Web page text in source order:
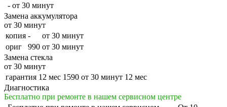
- от 30 минут
Замена аккумулятора
от 30 минут
копия -
от 30 минут
ориг
990 от 30 минут
Замена стекла
от 30 минут
гарантия 12 мес 1590 от 30 минут 12 мес
Диагностика
Бесплатно при ремонте в нашем сервисном центре